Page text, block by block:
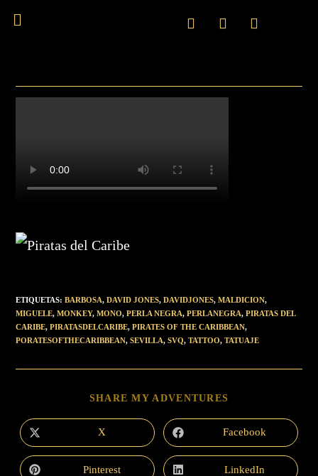
ETIQUETAS:BARBOSA, DAVID JONES, DAVIDJONES, MALDICION,
MIGUELE, MONKEY, MONO, PERLA NEGRA, PERLANEGRA, PIRATAS DEL
CARIBE, PIRATASDELCARIBE, PIRATES OF THE CARIBBEAN,
PORATESOFTHECARIBBEAN, SEVILLA, SVQ, TATTOO, TATUAJE
SHARE MY ADVENTURES
X Facebook
Pinterest LinkedIn